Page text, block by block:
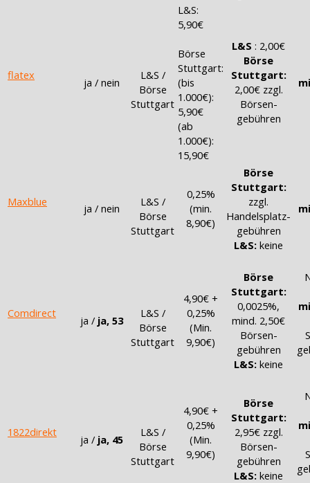
flatex
ja / nein
L&S /
Börse
Stuttgart
L&S:
5,90€
Börse
Stuttgart:
(bis
1.000€):
5,90€
(ab
1.000€):
15,90€
L&S : 2,00€
Börse
Stuttgart:
2,00€ zzgl.
Börsen-
gebühren
Maxblue ja / nein
L&S /
Börse
Stuttgart
0,25%
(min.
8,90€)
Börse
Stuttgart:
zzgl.
Handelsplatz-
gebühren
L&S: keine
Comdirect
ja / ja, 53
L&S /
Börse
Stuttgart
4,90€ +
0,25%
(Min.
9,90€)
Börse
Stuttgart:
0,0025%,
mind. 2,50€
Börsen-
gebühren
L&S: keine
1822direkt
ja / ja, 45
L&S /
Börse
Stuttgart
4,90€ +
0,25%
(Min.
9,90€)
Börse
Stuttgart:
2,95€ zzgl.
Börsen-
gebühren
L&S: keine